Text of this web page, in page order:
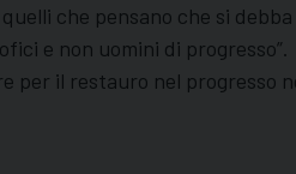
che pensano che si
e non uomini di progresso”.
per il restauro nel progresso